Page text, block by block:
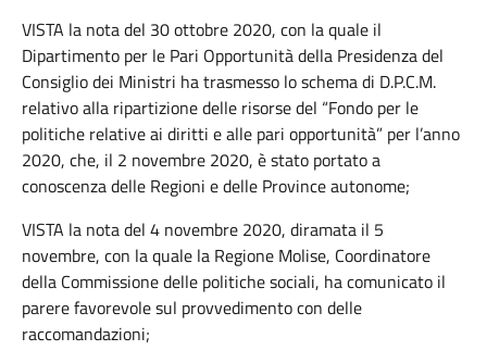
VISTA la nota del 30 ottobre 2020, con la quale il
Dipartimento per le Pari Opportunità della Presidenza del
Consiglio dei Ministri ha trasmesso lo schema di D.P.C.M.
relativo alla ripartizione delle risorse del “Fondo per le
politiche relative ai diritti e alle pari opportunità” per l’anno
2020, che, il 2 novembre 2020, è stato portato a
conoscenza delle Regioni e delle Province autonome;
VISTA la nota del 4 novembre 2020, diramata il 5
novembre, con la quale la Regione Molise, Coordinatore
della Commissione delle politiche sociali, ha comunicato il
parere favorevole sul provvedimento con delle
raccomandazioni;